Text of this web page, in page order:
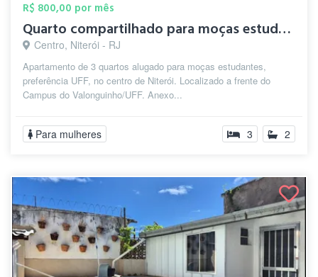
R$ 800,00 por mês
Quarto compartilhado para moças estudant...
Centro, Niterói - RJ
Apartamento de 3 quartos alugado para moças estudantes,
preferência UFF, no centro de Niterói. Localizado a frente do
Campus do Valonguinho/UFF. Anexo...
Para mulheres 3 2